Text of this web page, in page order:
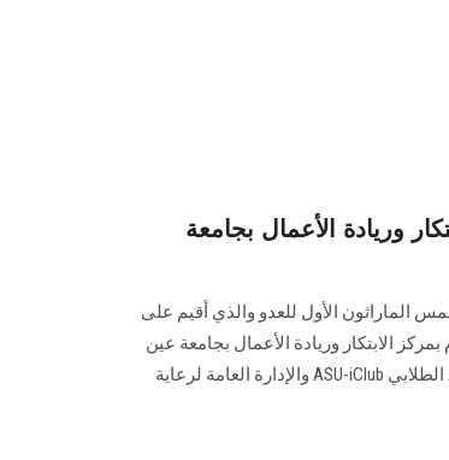
وريادة الأعمال بجامعة
الماراثون الأول للعدو والذي أقيم على
الابتكار وريادة الأعمال بجامعة عين
شمس ASU-iHub وتنسيق طلاب مشروع النشاط الطلابي ASU-iClub والإدارة العامة لرعاية